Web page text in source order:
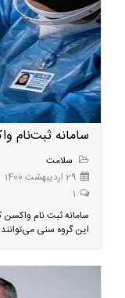
سامانه ثبت‌نام واکسن
سلامت
29 اردیبهشت 1400
1
این گروه سنی